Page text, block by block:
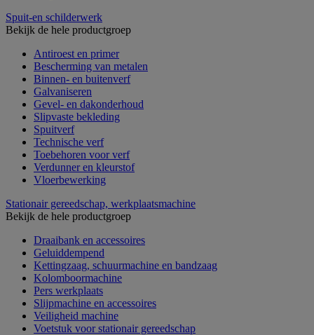
Spuit-en schilderwerk
Bekijk de hele productgroep
Antiroest en primer
Bescherming van metalen
Binnen- en buitenverf
Galvaniseren
Gevel- en dakonderhoud
Slipvaste bekleding
Spuitverf
Technische verf
Toebehoren voor verf
Verdunner en kleurstof
Vloerbewerking
Stationair gereedschap, werkplaatsmachine
Bekijk de hele productgroep
Draaibank en accessoires
Geluiddempend
Kettingzaag, schuurmachine en bandzaag
Kolomboormachine
Pers werkplaats
Slijpmachine en accessoires
Veiligheid machine
Voetstuk voor stationair gereedschap